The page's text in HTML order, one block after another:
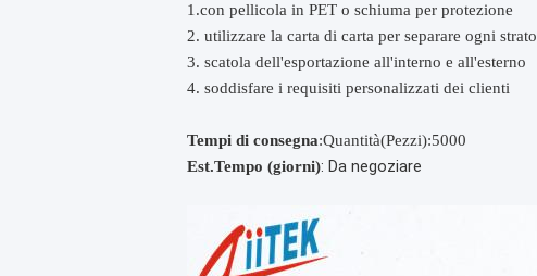
1.con pellicola in PET o schiuma per protezione
2. utilizzare la carta di carta per separare ogni strato
3. scatola dell'esportazione all'interno e all'esterno
4. soddisfare i requisiti personalizzati dei clienti
Tempi di consegna:Quantità(Pezzi):5000
Est.Tempo (giorni): Da negoziare